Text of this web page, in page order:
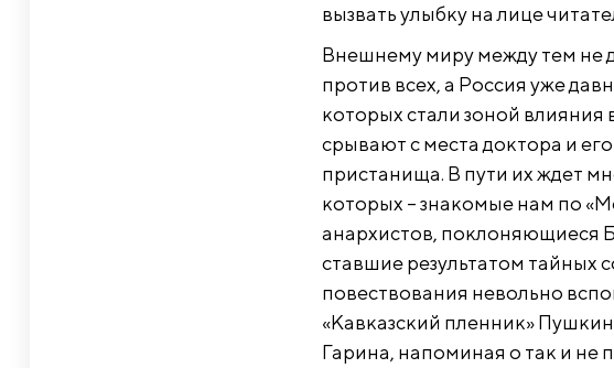
вызвать улыбку на лице
Внешнему миру между тем не
против всех, а Россия уже
которых стали зоной
срывают с места доктора и
пристанища. В пути их ждет
которых – знакомые нам по
анархистов, поклоняющиеся
ставшие результатом тайных
повествования невольно
«Кавказский пленник»
Гарина, напоминая о так и не